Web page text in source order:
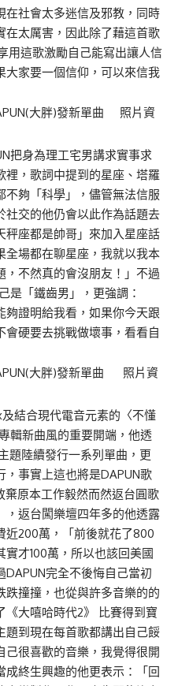
在社會太多迷信及邪教，同時
在太厲害，因此除了藉這首歌
用這歌激勵自己能寫出讓人信
大家要一個信仰，可以來信我
大胖)發新單曲 照片資
把身為理工宅男講求實事求
，歌詞中提到的星座、塔羅
不夠「科學」，儘管無法信服
社交的他仍會以此作為話題去
秤座都是帥哥」來加入星座話
全場都在聊星座，我就以我本
，不然真的會沒朋友！」不過
是「鐵齒男」，更強調：
夠證明給我看，如果你今天跟
硬要去挑戰做壞事，看看自
大胖)發新單曲 照片資
結合現代電音元素的〈不懂
輯新曲風的重要開端，他透
題陸續發行一系列單曲，更
事實上這也將是DAPUN歌
棄原本工作毅然而然返台圓歌
，返台闖樂壇四年多的他透露
近200萬，「前後就花了800
才100萬，所以也該回美國
完全不後悔自己當初
撞撞，也從與許多音樂的的
大嘻哈時代2》 比賽得到寶
題到現在每首歌都講出自己餒
很喜歡的音樂，我覺得很開
終生興趣的他更表示：「回